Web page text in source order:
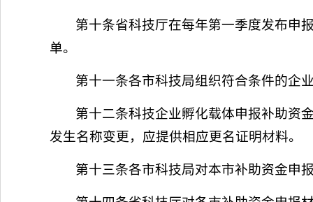
第十条省科技厅在每年第一季度发布申
单。
第十一条各市科技局组织符合条件的企
第十二条科技企业孵化载体申报补助资
发生名称变更，应提供相应更名证明材料。
第十三条各市科技局对本市补助资金申